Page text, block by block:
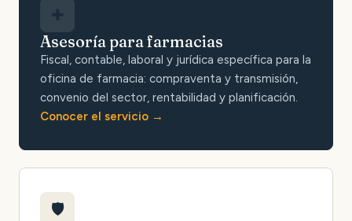
Asesoría para farmacias
Fiscal, contable, laboral y jurídica específica para la
oficina de farmacia: compraventa y transmisión,
convenio del sector, rentabilidad y planificación.
Conocer el servicio
🛡️